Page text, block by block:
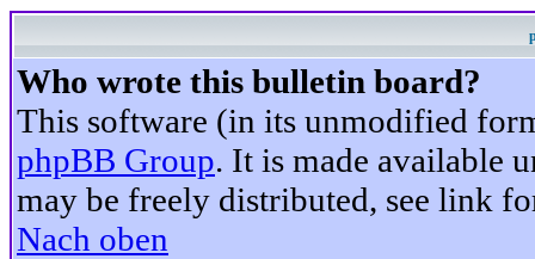
Who wrote this bulletin board?
This software (in its unmodified
phpBB Group. It is made available
may be freely distributed, see link
Nach oben